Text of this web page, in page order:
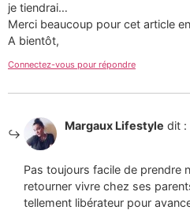
je tiendrai…
Merci beaucoup pour cet article
A bientôt,
Connectez-vous pour répondre
Margaux Lifestyle dit :
Pas toujours facile de prendre
retourner vivre chez ses
tellement libérateur pour